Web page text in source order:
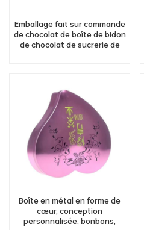
Emballage fait sur commande
de chocolat de boîte de bidon
de chocolat de sucrerie de
Boîte en métal en forme de
cœur, conception
personnalisée, bonbons,